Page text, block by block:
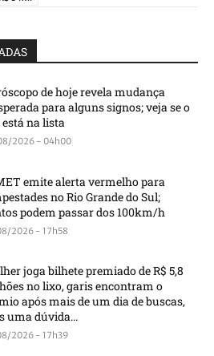
de hoje revela mudança
para alguns signos; veja se o
está na lista
2026 - 04h00
emite alerta vermelho para
no Rio Grande do Sul;
podem passar dos 100km/h
2026 - 17h58
joga bilhete premiado de R$ 5,8
no lixo, garis encontram o
após mais de um dia de buscas,
uma dúvida...
2026 - 17h39